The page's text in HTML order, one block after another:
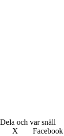
Dela och var snäll
X
Facebook